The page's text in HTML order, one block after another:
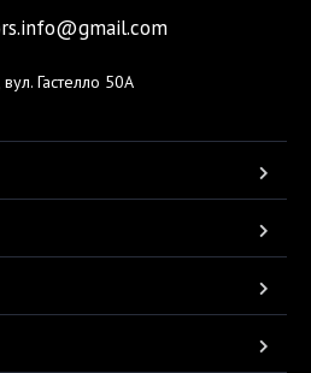
Гастелло 50А